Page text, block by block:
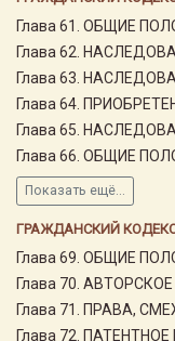
Глава 61. ОБЩИЕ
Глава 62.
Глава 63.
Глава 64.
Глава 65.
Глава 66. ОБЩИЕ
Показать ещё...
ГРАЖДАНСКИЙ
Глава 69. ОБЩИЕ
Глава 70.
Глава 71. ПРАВА,
Глава 72.